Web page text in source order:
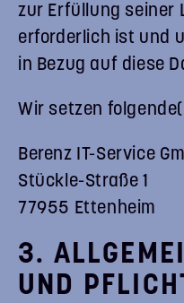
zur Erfüllung seiner
erforderlich ist und
in Bezug auf diese
Wir setzen
Berenz IT-Service
Stückle-Straße 1
77955 Ettenheim
3.
UND